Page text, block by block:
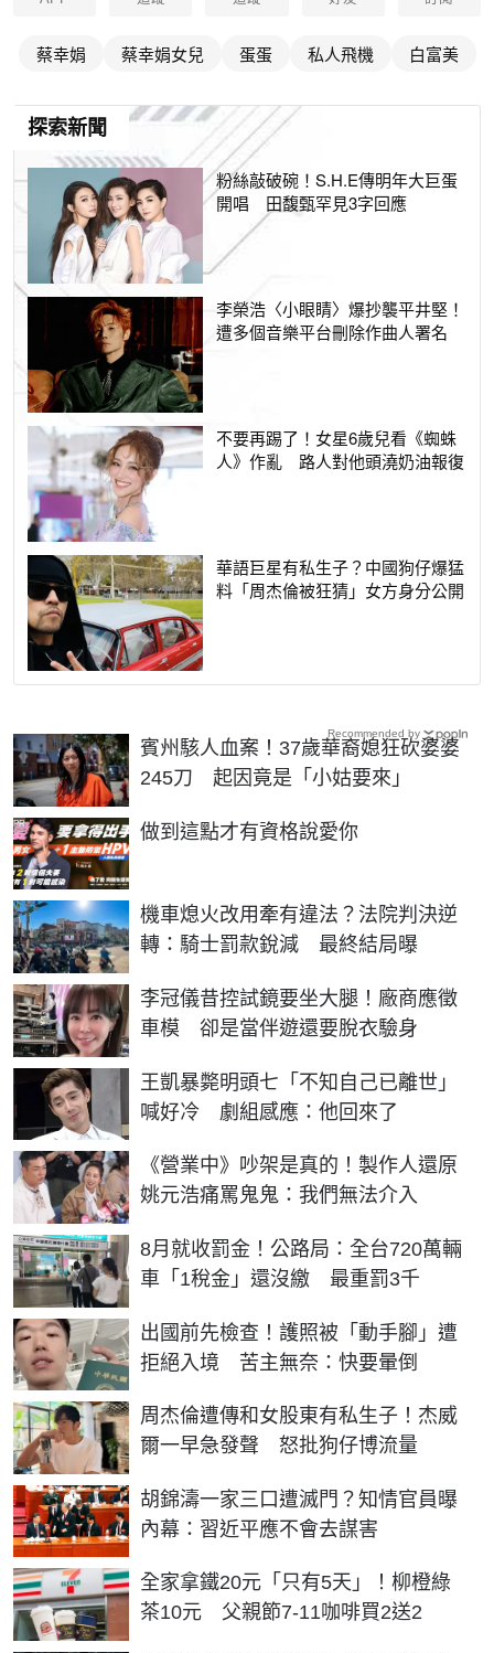
蔡幸娟 蔡幸娟女兒 蛋蛋 私人飛機 白富美
探索新聞
粉絲敲破碗！S.H.E傳明年大巨蛋
開唱 田馥甄罕見3字回應
李榮浩〈小眼睛〉爆抄襲平井堅！
遭多個音樂平台刪除作曲人署名
不要再踢了！女星6歲兒看《蜘蛛
人》作亂 路人對他頭澆奶油報復
華語巨星有私生子？中國狗仔爆猛
料「周杰倫被狂猜」女方身分公開
賓州駭人血案！37歲華裔媳狂砍婆婆
245刀 起因竟是「小姑要來」
做到這點才有資格說愛你
PR
機車熄火改用牽有違法？法院判決逆
轉：騎士罰款銳減 最終結局曝
李冠儀昔控試鏡要坐大腿！廠商應徵
車模 卻是當伴遊還要脫衣驗身
王凱暴斃明頭七「不知自己已離世」
喊好冷 劇組感應：他回來了
《營業中》吵架是真的！製作人還原
姚元浩痛罵鬼鬼：我們無法介入
8月就收罰金！公路局：全台720萬輛
車「1稅金」還沒繳 最重罰3千
出國前先檢查！護照被「動手腳」遭
拒絕入境 苦主無奈：快要暈倒
周杰倫遭傳和女股東有私生子！杰威
爾一早急發聲 怒批狗仔博流量
胡錦濤一家三口遭滅門？知情官員曝
內幕：習近平應不會去謀害
全家拿鐵20元「只有5天」！柳橙綠
茶10元 父親節7-11咖啡買2送2
Recommended by